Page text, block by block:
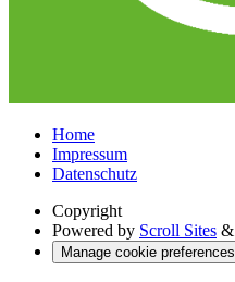
Home
Impressum
Datenschutz
Copyright
Powered by Scroll Sites &
Manage cookie preferences